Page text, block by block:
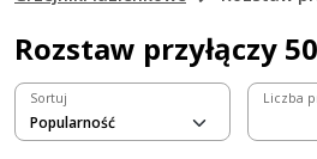
Rozstaw przyłączy
Sortuj Liczba